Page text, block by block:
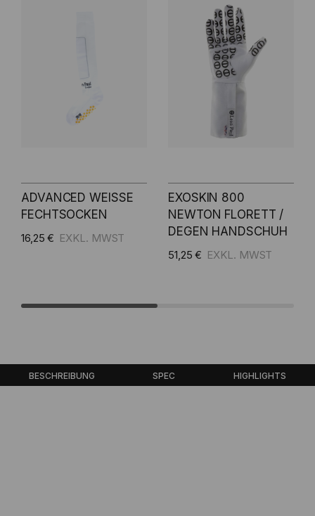
ADVANCED WEISSE
FECHTSOCKEN
16,25 €
EXOSKIN 800
NEWTON FLORETT /
DEGEN HANDSCHUH
51,25 €
BESCHREIBUNG SPEC HIGHLIGHTS